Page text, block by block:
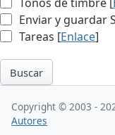
Enviar y guardar
Tareas [Enlace]
Buscar
Copyright © 2003 -
Autores